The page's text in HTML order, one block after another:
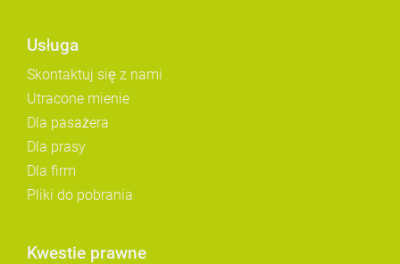
Usługa
Skontaktuj się z nami
Utracone mienie
Dla pasażera
Dla prasy
Dla firm
Pliki do pobrania
Kwestie prawne